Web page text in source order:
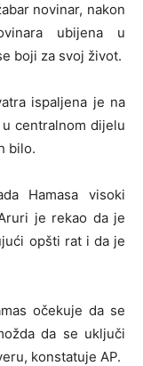
novinar, nakon
ubijena u
boji za svoj život.
ispaljena je na
centralnom dijelu
bilo.
Hamasa visoki
je rekao da je
opšti rat i da je
očekuje da se
da se uključi
konstatuje AP.